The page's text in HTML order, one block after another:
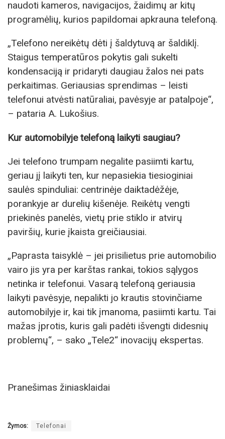
naudoti kameros, navigacijos, žaidimų ar kitų
programėlių, kurios papildomai apkrauna telefoną.
„Telefono nereikėtų dėti į šaldytuvą ar šaldiklį.
Staigus temperatūros pokytis gali sukelti
kondensaciją ir pridaryti daugiau žalos nei pats
perkaitimas. Geriausias sprendimas – leisti
telefonui atvėsti natūraliai, pavėsyje ar patalpoje“,
– pataria A. Lukošius.
Kur automobilyje telefoną laikyti saugiau?
Jei telefono trumpam negalite pasiimti kartu,
geriau jį laikyti ten, kur nepasiekia tiesioginiai
saulės spinduliai: centrinėje daiktadėžėje,
porankyje ar durelių kišenėje. Reikėtų vengti
priekinės panelės, vietų prie stiklo ir atvirų
paviršių, kurie įkaista greičiausiai.
„Paprasta taisyklė – jei prisilietus prie automobilio
vairo jis yra per karštas rankai, tokios sąlygos
netinka ir telefonui. Vasarą telefoną geriausia
laikyti pavėsyje, nepalikti jo krautis stovinčiame
automobilyje ir, kai tik įmanoma, pasiimti kartu. Tai
mažas įprotis, kuris gali padėti išvengti didesnių
problemų“, – sako „Tele2“ inovacijų ekspertas.
Pranešimas žiniasklaidai
Žymos: Telefonai